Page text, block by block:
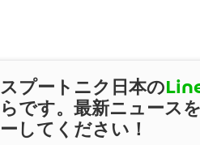
スプートニク日本の
らです。最新ニュース
ーしてください！